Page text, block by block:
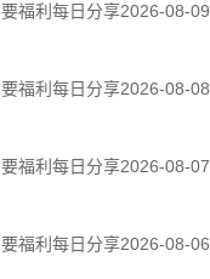
要福利每日分享2026-08-09
要福利每日分享2026-08-08
要福利每日分享2026-08-07
要福利每日分享2026-08-06